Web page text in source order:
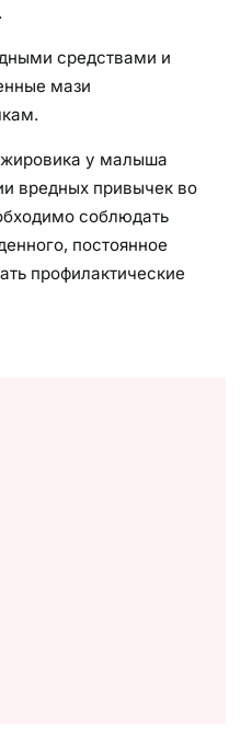
средствами и
мази
жировика у малыша
вредных привычек во
соблюдать
постоянное
профилактические